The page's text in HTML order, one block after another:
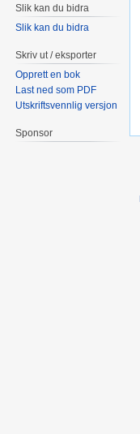
Slik kan du bidra
Slik kan du bidra
Skriv ut / eksporter
Opprett en bok
Last ned som PDF
Utskriftsvennlig versjon
Sponsor